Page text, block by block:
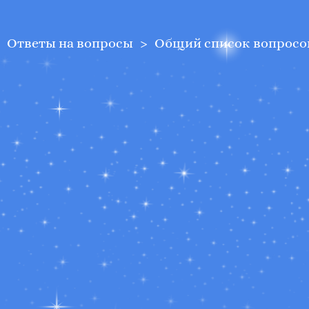
Ответы на вопросы Общий список